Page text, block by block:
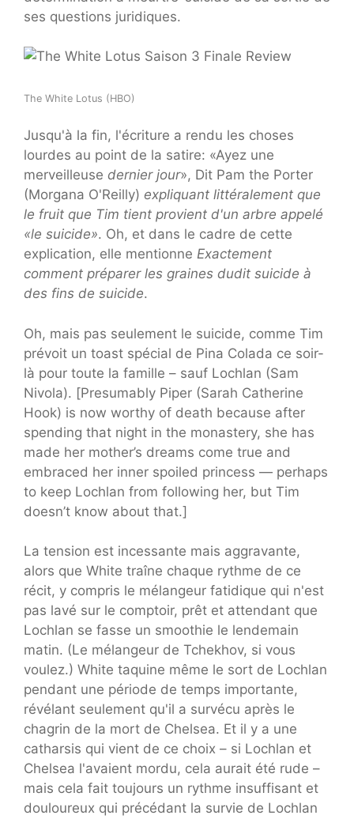
ses questions juridiques.
The White Lotus (HBO)
Jusqu'à la fin, l'écriture a rendu les choses
lourdes au point de la satire: «Ayez une
merveilleuse dernier jour», Dit Pam the Porter
(Morgana O'Reilly) expliquant littéralement que
le fruit que Tim tient provient d'un arbre appelé
«le suicide». Oh, et dans le cadre de cette
explication, elle mentionne Exactement
comment préparer les graines dudit suicide à
des fins de suicide.
Oh, mais pas seulement le suicide, comme Tim
prévoit un toast spécial de Pina Colada ce soir-
là pour toute la famille – sauf Lochlan (Sam
Nivola). [Presumably Piper (Sarah Catherine
Hook) is now worthy of death because after
spending that night in the monastery, she has
made her mother’s dreams come true and
embraced her inner spoiled princess — perhaps
to keep Lochlan from following her, but Tim
doesn’t know about that.]
La tension est incessante mais aggravante,
alors que White traîne chaque rythme de ce
récit, y compris le mélangeur fatidique qui n'est
pas lavé sur le comptoir, prêt et attendant que
Lochlan se fasse un smoothie le lendemain
matin. (Le mélangeur de Tchekhov, si vous
voulez.) White taquine même le sort de Lochlan
pendant une période de temps importante,
révélant seulement qu'il a survécu après le
chagrin de la mort de Chelsea. Et il y a une
catharsis qui vient de ce choix – si Lochlan et
Chelsea l'avaient mordu, cela aurait été rude –
mais cela fait toujours un rythme insuffisant et
douloureux qui précédant la survie de Lochlan